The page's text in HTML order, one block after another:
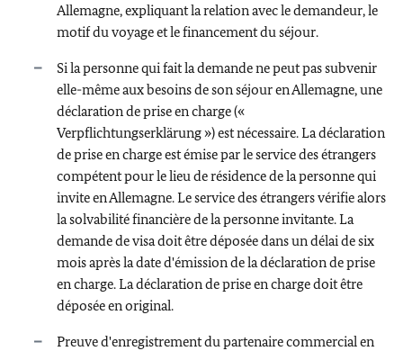
Allemagne, expliquant la relation avec le demandeur, le
motif du voyage et le financement du séjour.
Si la personne qui fait la demande ne peut pas subvenir
elle-même aux besoins de son séjour en Allemagne, une
déclaration de prise en charge («
Verpflichtungserklärung ») est nécessaire. La déclaration
de prise en charge est émise par le service des étrangers
compétent pour le lieu de résidence de la personne qui
invite en Allemagne. Le service des étrangers vérifie alors
la solvabilité financière de la personne invitante. La
demande de visa doit être déposée dans un délai de six
mois après la date d'émission de la déclaration de prise
en charge. La déclaration de prise en charge doit être
déposée en original.
Preuve d'enregistrement du partenaire commercial en